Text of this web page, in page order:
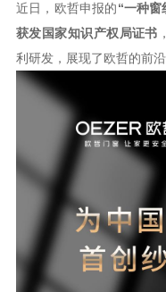
近日，欧哲申报的“一种窗
获发国家知识产权局证书
利研发，展现了欧哲的前